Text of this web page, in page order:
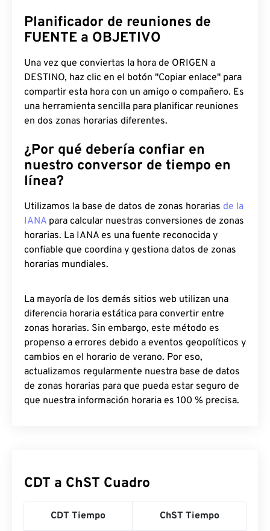
Planificador de reuniones de
FUENTE a OBJETIVO
Una vez que conviertas la hora de ORIGEN a
DESTINO, haz clic en el botón "Copiar enlace" para
compartir esta hora con un amigo o compañero. Es
una herramienta sencilla para planificar reuniones
en dos zonas horarias diferentes.
¿Por qué debería confiar en
nuestro conversor de tiempo en
línea?
Utilizamos la base de datos de zonas horarias de la
IANA para calcular nuestras conversiones de zonas
horarias. La IANA es una fuente reconocida y
confiable que coordina y gestiona datos de zonas
horarias mundiales.
La mayoría de los demás sitios web utilizan una
diferencia horaria estática para convertir entre
zonas horarias. Sin embargo, este método es
propenso a errores debido a eventos geopolíticos y
cambios en el horario de verano. Por eso,
actualizamos regularmente nuestra base de datos
de zonas horarias para que pueda estar seguro de
que nuestra información horaria es 100 % precisa.
CDT a ChST Cuadro
CDT Tiempo ChST Tiempo